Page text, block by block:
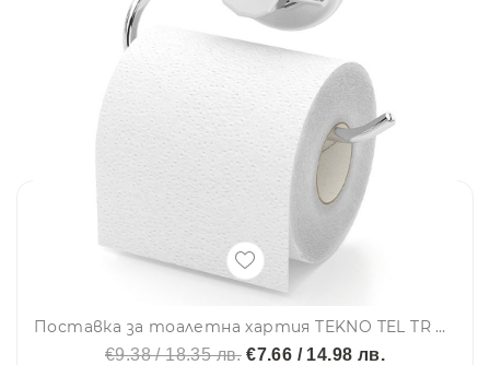
Поставка за тоалетна хартия TEKNO TEL TR DM 239, 15х5х12 см, Вакуум, Хром
€9.38 / 18.35 лв.€7.66 / 14.98 лв.